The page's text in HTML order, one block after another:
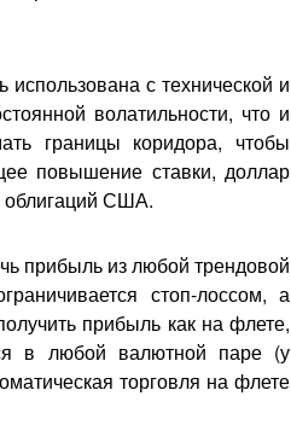
с технической и
волатильности, что и
границы коридора, чтобы
повышение ставки, доллар
облигаций США.
прибыль из любой трендовой
стоп-лоссом, а
прибыль как на флете,
в любой валютной паре (у
торговля на флете